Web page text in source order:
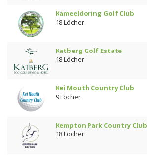
Kameeldoring Golf Club
18 Löcher
Katberg Golf Estate
18 Löcher
Kei Mouth Country Club
9 Löcher
Kempton Park Country Club
18 Löcher